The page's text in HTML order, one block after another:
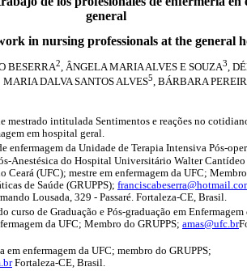
general
in nursing professionals at the general
BESERRA2, ÂNGELA MARIA ALVES E SOUZA3,
DALVA SANTOS ALVES5, BÁRBARA
mestrado intitulada Sentimentos e reações no
em hospital geral.
enfermagem da Unidade de Terapia Intensiva Pós-
Anestésica do Hospital Universitário Walter Cantídeo
Ceará (UFC); mestre em enfermagem da UFC;
de Saúde (GRUPPS);
Lousada, 329 - Passaré. Fortaleza-CE, Brasil.
curso de Graduação e Pós-graduação em Enfermagem
da UFC; Membro do GRUPPS; amas@ufc.br
em enfermagem da UFC; membro do GRUPPS;
Fortaleza-CE, Brasil.